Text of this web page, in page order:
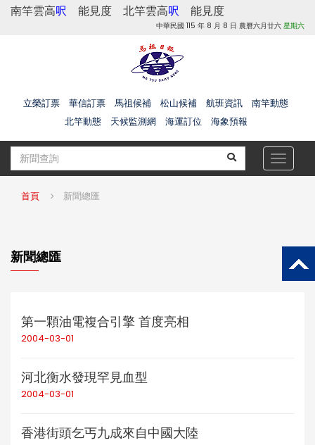
南竿雲高呎 能見度 北竿雲高呎 能見度
中華民國 115 年 8 月 8 日 農曆六月廿六 星期六
立榮訂票 華信訂票 馬祖候補 松山候補 航班資訊
南竿動態
北竿動態
天候監測網 海運訂位 海象預報
Toggle
首頁 新聞總匯
新聞總匯
第一顆油電複合引擎 首度亮相
2004-03-01
河北衡水發現罕見血型
2004-03-01
香港街頭乞丐九成來自中國大陸